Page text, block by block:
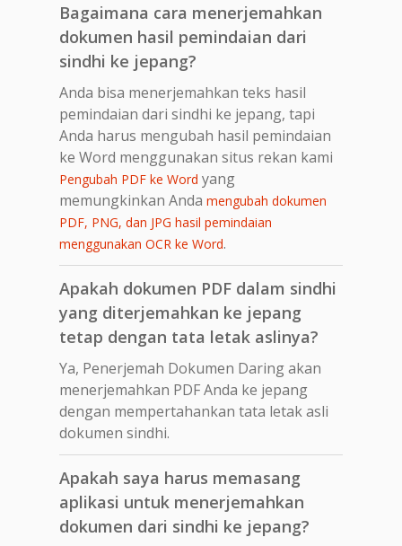
Bagaimana cara menerjemahkan
dokumen hasil pemindaian dari
sindhi ke jepang?
Anda bisa menerjemahkan teks hasil
pemindaian dari sindhi ke jepang, tapi
Anda harus mengubah hasil pemindaian
ke Word menggunakan situs rekan kami
Pengubah PDF ke Word yang
memungkinkan Anda mengubah dokumen
PDF, PNG, dan JPG hasil pemindaian
menggunakan OCR ke Word.
Apakah dokumen PDF dalam sindhi
yang diterjemahkan ke jepang
tetap dengan tata letak aslinya?
Ya, Penerjemah Dokumen Daring akan
menerjemahkan PDF Anda ke jepang
dengan mempertahankan tata letak asli
dokumen sindhi.
Apakah saya harus memasang
aplikasi untuk menerjemahkan
dokumen dari sindhi ke jepang?